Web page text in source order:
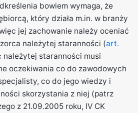
bowiem wymaga, że
który działa m.in. w branży
jej zachowanie należy oceniać
należytej staranności (art.
należytej staranności musi
oczekiwania co do zawodowych
co do jego wiedzy i
skorzystania z niej (patrz
z 21.09.2005 roku, IV CK